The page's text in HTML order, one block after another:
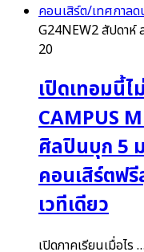
คอนเสิร์ต/เทศกาล
G24NEW2 สัปดาห์
20
เปิดเทอมนี้ไ
CAMPUS
ศิลปินบุก 5
คอนเสิร์ตฟ
เวทีเดียว
เปิดภาคเรียนเมื่อไร …